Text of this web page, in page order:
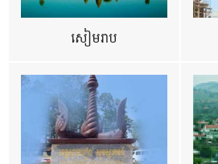
សៀមរាប